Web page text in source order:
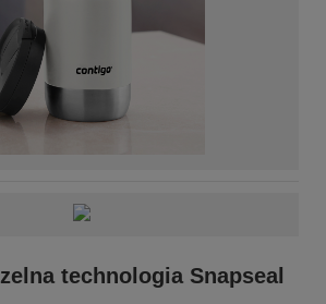
technologia Snapseal